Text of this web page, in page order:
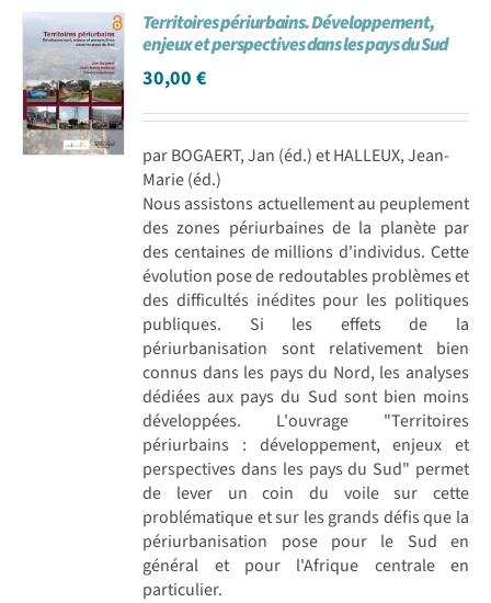
Achat en ligne
Panier WooCommerce
Territoires périurbains. Développement,
enjeux et perspectives dans les pays du Sud
30,00€
par BOGAERT, Jan (éd.) et HALLEUX, Jean-
Marie (éd.)
Nous assistons actuellement au peuplement
des zones périurbaines de la planète par
des centaines de millions d'individus. Cette
évolution pose de redoutables problèmes et
des difficultés inédites pour les politiques
publiques. Si les effets de la
périurbanisation sont relativement bien
connus dans les pays du Nord, les analyses
dédiées aux pays du Sud sont bien moins
développées. L'ouvrage "Territoires
périurbains : développement, enjeux et
perspectives dans les pays du Sud" permet
de lever un coin du voile sur cette
problématique et sur les grands défis que la
périurbanisation pose pour le Sud en
général et pour l'Afrique centrale en
particulier.